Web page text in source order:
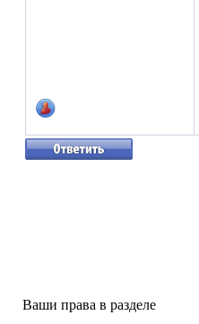
Ваши права в разделе